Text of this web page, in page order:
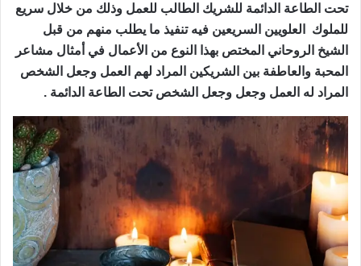
تحت الطاعة الدائمة للشريك الطالب للعمل وذلك من خلال سريع
للملوك العلويين السريعين فيه تنفيذ ما يطلب منهم من قبل
الشيخ الروحاني المختص بهذا النوع من الأعمال في أمثال مشاعر
المحبة والعاطفة بين الشريكين المراد لهم العمل وجعل الشخص
المراد له العمل وجعل وجعل الشخص تحت الطاعة الدائمة .